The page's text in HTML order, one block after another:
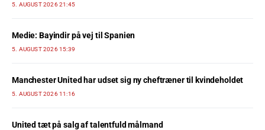
5. AUGUST 2026 21:45
Medie: Bayindir på vej til Spanien
5. AUGUST 2026 15:39
Manchester United har udset sig ny cheftræner til kvindeholdet
5. AUGUST 2026 11:16
United tæt på salg af talentfuld målmand